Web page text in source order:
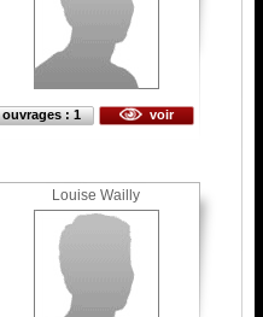
ouvrages : 1 voir
Louise Wailly